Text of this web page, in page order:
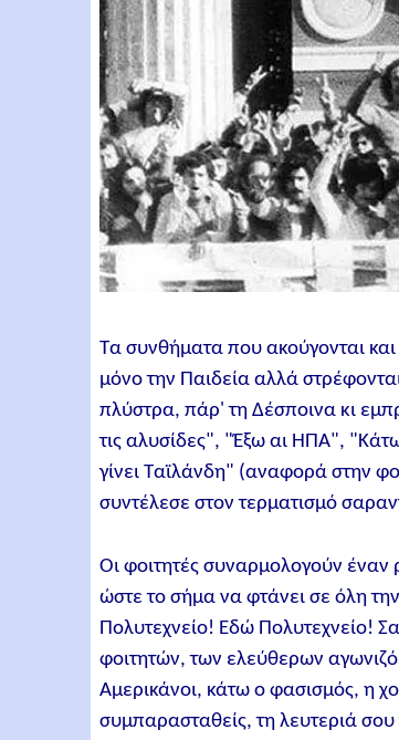
Τα συνθήματα που ακούγονται
μόνο την Παιδεία αλλά
πλύστρα, πάρ' τη Δέσποινα κι
τις αλυσίδες", "Έξω αι ΗΠΑ",
γίνει Ταϊλάνδη" (αναφορά στην
συντέλεσε στον τερματισμό
Οι φοιτητές συναρμολογούν
ώστε το σήμα να φτάνει σε όλη
Πολυτεχνείο! Εδώ Πολυτεχνείο!
φοιτητών, των ελεύθερων
Αμερικάνοι, κάτω ο φασισμός, η
συμπαρασταθείς, τη λευτεριά σου